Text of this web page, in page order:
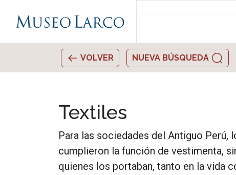
VOLVER NUEVA BÚSQUEDA
Textiles
Para las sociedades del Antiguo
cumplieron la función de vestimenta,
quienes los portaban, tanto en la vida